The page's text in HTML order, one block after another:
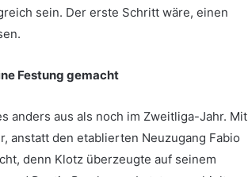
sein. Der erste Schritt wäre, einen
Festung gemacht
anders aus als noch im Zweitliga-Jahr. Mit
anstatt den etablierten Neuzugang Fabio
denn Klotz überzeugte auf seinem